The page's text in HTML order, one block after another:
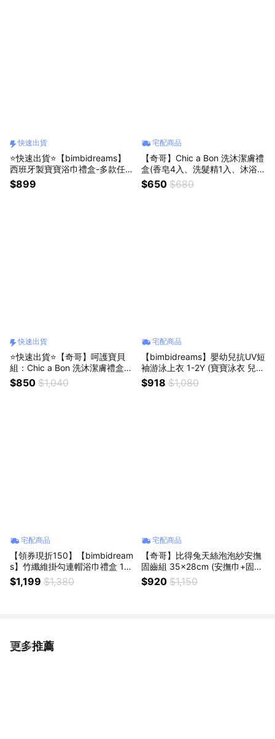
快速出貨
⭐快速出貨⭐【bimbidreams】
西班牙製寶寶浴巾禮盒-多款任選
｜寶寶新生兒禮、滿月禮、彌月
禮、嬰兒禮盒
$899
宅配商品
【奇哥】Chic a Bon 洗沐潔膚禮
盒(香皂4入、洗髮精1入、沐浴
露1入)｜寶寶新生兒禮、滿月
禮、彌月禮、馬年吉祥、新年快
$650 $680
快速出貨
⭐快速出貨⭐【奇哥】呵護寶貝
組：Chic a Bon 洗沐潔膚禮盒
(香皂4入、洗髮精1入、沐浴露1
入)+指甲護理組｜寶寶新生兒
$850 $1,040
宅配商品
【bimbidreams】嬰幼兒抗UV短
袖游泳上衣 1-2Y (寶寶泳衣 兒童
泳衣 防曬泳衣)
$918 $1,080
宅配商品
【領券現折150】【bimbidream
s】竹纖維掛勾連帽浴巾禮盒 10
0x100cm ｜寶寶新生兒禮、滿
月禮、彌月禮、嬰兒禮盒、新年
$1,199 $1,380
宅配商品
【奇哥】比得兔天絲泡泡紗安撫
固齒組 35x28cm (安撫巾+固齒
器)｜寶寶新生兒禮、滿月禮、彌
月禮
$920 $1,150
更多推薦
看更多